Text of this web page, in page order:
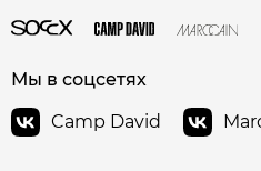
Мы в соцсетях
Camp David